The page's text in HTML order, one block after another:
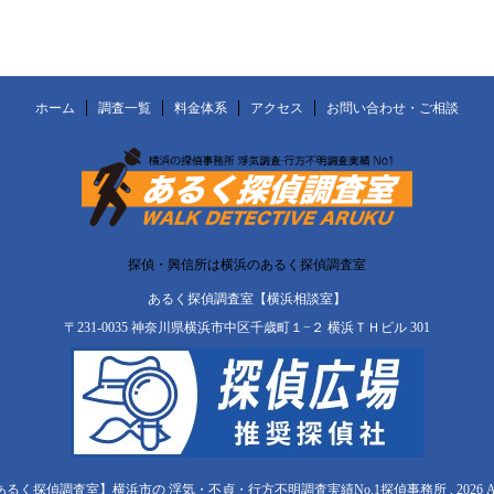
ホーム 調査一覧 料金体系 アクセス お問い合わせ・ご相談
探偵・興信所は横浜のあるく探偵調査室
あるく探偵調査室【横浜相談室】
〒231-0035 神奈川県横浜市中区千歳町１−２ 横浜ＴＨビル 301
く探偵調査室】横浜市の 浮気・不貞・行方不明調査実績No.1探偵事務所 , 2026